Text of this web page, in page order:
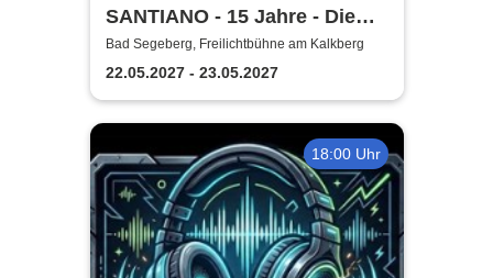
SANTIANO - 15 Jahre - Die
große Jubiläumstour 2027
Bad Segeberg, Freilichtbühne am Kalkberg
22.05.2027 - 23.05.2027
18:00 Uhr